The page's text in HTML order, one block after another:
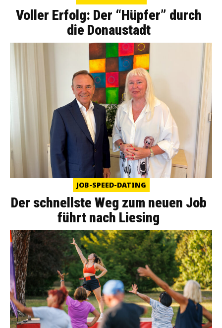
Voller Erfolg: Der “Hüpfer” durch
die Donaustadt
JOB-SPEED-DATING
Der schnellste Weg zum neuen Job
führt nach Liesing